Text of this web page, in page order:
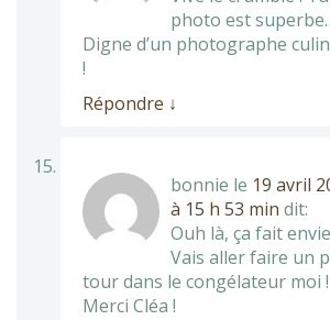
photo est
Digne d’un photographe
!
Répondre ↓
bonnie le 19 avril
à 15 h 53 min dit:
Ouh là, ça fait
Vais aller faire un
tour dans le congélateur moi !
Merci Cléa !